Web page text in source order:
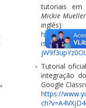
tutoriais em
Mickie Mueller
inglês):
https://
Tutorial
integração
Google
https://